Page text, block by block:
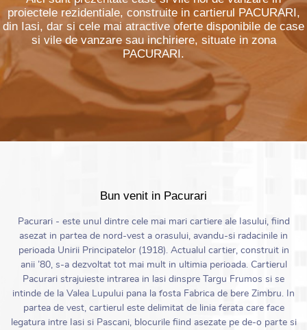
proiectele rezidentiale, construite in cartierul PACURARI,
din Iasi, dar si cele mai atractive oferte disponibile de case
si vile de vanzare sau inchiriere, situate in zona
PACURARI.
Bun venit in Pacurari
Pacurari - este unul dintre cele mai mari cartiere ale Iasului, fiind
asezat in partea de nord-vest a orasului, avandu-si radacinile in
perioada Unirii Principatelor (1918). Actualul cartier, construit in
anii ’80, s-a dezvoltat tot mai mult in ultimia perioada. Cartierul
Pacurari strajuieste intrarea in lasi dinspre Targu Frumos si se
intinde de la Valea Lupului pana la fosta Fabrica de bere Zimbru. In
partea de vest, cartierul este delimitat de linia ferata care face
legatura intre Iasi si Pascani, blocurile fiind asezate pe de-o parte si